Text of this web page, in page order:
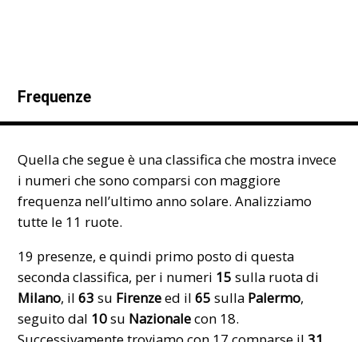
Frequenze
Quella che segue è una classifica che mostra invece
i numeri che sono comparsi con maggiore
frequenza nell’ultimo anno solare. Analizziamo
tutte le 11 ruote.
19 presenze, e quindi primo posto di questa
seconda classifica, per i numeri 15sulla ruota di
Milano, il63su Firenzeed il65 sulla Palermo,
seguito dal 10su Nazionalecon 18.